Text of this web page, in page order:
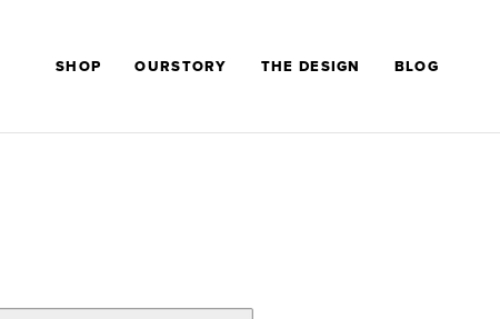
SHOP OURSTORY THE DESIGN BLOG